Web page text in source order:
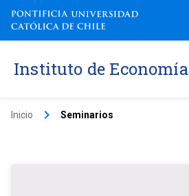
Instituto de Economía
Inicio keyboard_arrow_right Seminarios